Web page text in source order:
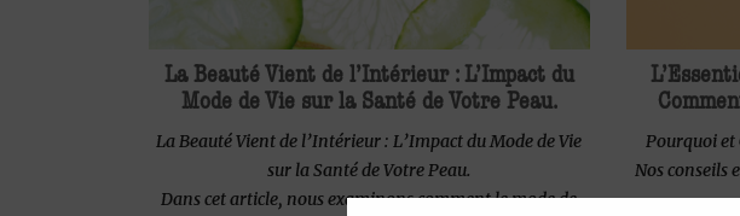
La Beauté Vient de l’Intérieur : L’Impact du
Mode de Vie sur la Santé de Votre Peau.
La Beauté Vient de l’Intérieur : L’Impact du Mode de Vie
sur la Santé de Votre Peau.
Dans cet article, nous examinons comment le mode de
Pourquoi et
Nos conseils